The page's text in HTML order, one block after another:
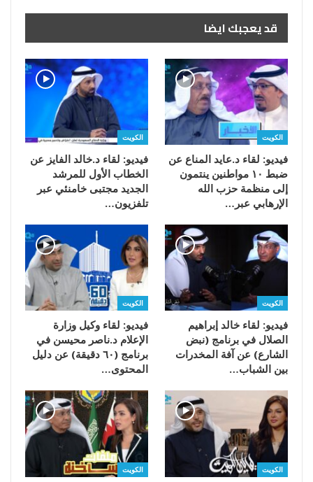
قد يعجبك ايضا
الكويت
فيديو: لقاء د.عايد المناع عن
ضبط ١٠ مواطنين ينتمون
إلى منظمة حزب الله
الإرهابي عبر…
الكويت
فيديو: لقاء د.خالد الفايز عن
الخطاب الأول للمرشد
الجديد مجتبى خامنئي عبر
تلفزيون…
الكويت
فيديو: لقاء خالد إبراهيم
الصلال في برنامج (نبض
الشارع) عن آفة المخدرات
بين الشباب…
الكويت
فيديو: لقاء وكيل وزارة
الإعلام د.ناصر محيسن في
برنامج (٦٠ دقيقة) عن دليل
المحتوى…
الكويت الكويت